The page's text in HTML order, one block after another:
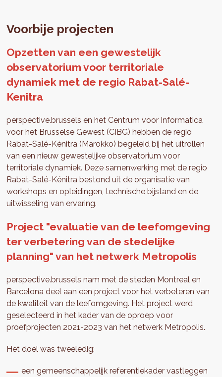
Voorbije projecten
Opzetten van een gewestelijk
observatorium voor territoriale
dynamiek met de regio Rabat-Salé-
Kenitra
perspective.brussels en het Centrum voor Informatica
voor het Brusselse Gewest (CIBG) hebben de regio
Rabat-Salé-Kénitra (Marokko) begeleid bij het uitrollen
van een nieuw gewestelijke observatorium voor
territoriale dynamiek. Deze samenwerking met de regio
Rabat-Salé-Kénitra bestond uit de organisatie van
workshops en opleidingen, technische bijstand en de
uitwisseling van ervaring.
Project "evaluatie van de leefomgeving
ter verbetering van de stedelijke
planning" van het netwerk Metropolis
perspective.brussels nam met de steden Montreal en
Barcelona deel aan een project voor het verbeteren van
de kwaliteit van de leefomgeving. Het project werd
geselecteerd in het kader van de oproep voor
proefprojecten 2021-2023 van het netwerk Metropolis.
Het doel was tweeledig:
een gemeenschappelijk referentiekader vastleggen